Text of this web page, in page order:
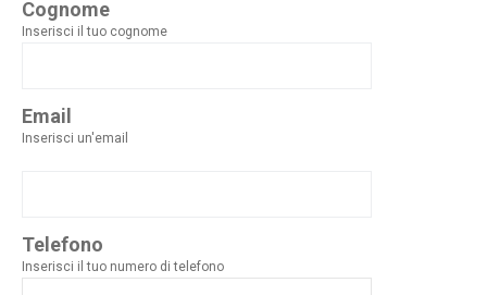
Cognome
Inserisci il tuo cognome
Email
Inserisci un'email
Telefono
Inserisci il tuo numero di telefono